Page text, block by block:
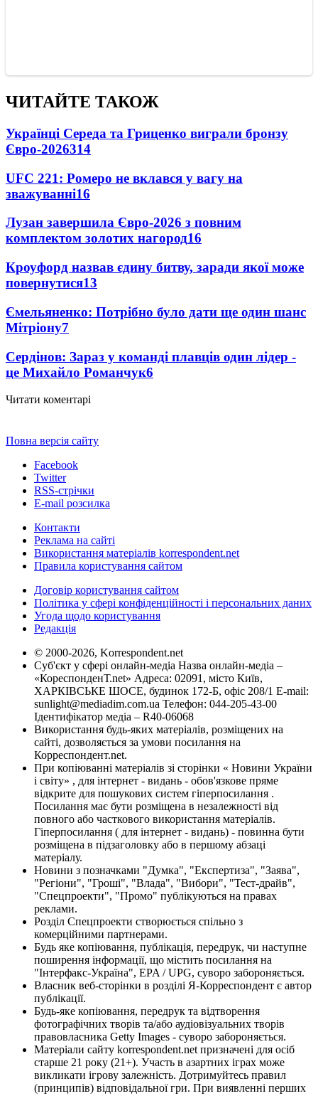
ЧИТАЙТЕ ТАКОЖ
Українці Середа та Гриценко виграли бронзу
Євро-2026314
UFC 221: Ромеро не вклався у вагу на
зважуванні16
Лузан завершила Євро-2026 з повним
комплектом золотих нагород16
Кроуфорд назвав єдину битву, заради якої може
повернутися13
Ємельяненко: Потрібно було дати ще один шанс
Мітріону7
Сердінов: Зараз у команді плавців один лідер -
це Михайло Романчук6
Читати коментарі
Повна версія сайту
Facebook
Twitter
RSS-стрічки
E-mail розсилка
Контакти
Реклама на сайті
Використання матеріалів korrespondent.net
Правила користування сайтом
Договір користування сайтом
Політика у сфері конфіденційності і персональних даних
Угода щодо користування
Редакція
© 2000-2026, Korrespondent.net
Суб'єкт у сфері онлайн-медіа Назва онлайн-медіа –
«КореспонденТ.net» Адреса: 02091, місто Київ,
ХАРКІВСЬКЕ ШОСЕ, будинок 172-Б, офіс 208/1 E-mail:
sunlight@mediadim.com.ua Телефон: 044-205-43-00
Ідентифікатор медіа – R40-06068
Використання будь-яких матеріалів, розміщених на
сайті, дозволяється за умови посилання на
Корреспондент.net.
При копіюванні матеріалів зі сторінки « Новини України
і світу» , для інтернет - видань - обов'язкове пряме
відкрите для пошукових систем гіперпосилання .
Посилання має бути розміщена в незалежності від
повного або часткового використання матеріалів.
Гіперпосилання ( для інтернет - видань) - повинна бути
розміщена в підзаголовку або в першому абзаці
матеріалу.
Новини з позначками "Думка", "Експертиза", "Заява",
"Регіони", "Гроші", "Влада", "Вибори", "Тест-драйв",
"Спецпроекти", "Промо" публікуються на правах
реклами.
Розділ Спецпроекти створюється спільно з
комерційними партнерами.
Будь яке копіювання, публікація, передрук, чи наступне
поширення інформації, що містить посилання на
"Інтерфакс-Україна", EPA / UPG, суворо забороняється.
Власник веб-сторінки в розділі Я-Корреспондент є автор
публікації.
Будь-яке копіювання, передрук та відтворення
фотографічних творів та/або аудіовізуальних творів
правовласника Getty Images - суворо забороняється.
Матеріали сайту korrespondent.net призначені для осіб
старше 21 року (21+). Участь в азартних іграх може
викликати ігрову залежність. Дотримуйтесь правил
(принципів) відповідальної гри. При виявленні перших